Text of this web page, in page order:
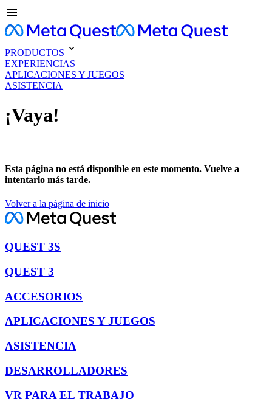
PRODUCTOS
EXPERIENCIAS
APLICACIONES Y JUEGOS
ASISTENCIA
¡Vaya!
Esta página no está disponible en este momento. Vuelve a
intentarlo más tarde.
Volver a la página de inicio
QUEST 3S
QUEST 3
ACCESORIOS
APLICACIONES Y JUEGOS
ASISTENCIA
DESARROLLADORES
VR PARA EL TRABAJO